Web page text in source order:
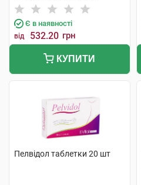
Є в наявності
від 532.20 грн
КУПИТИ
Пелвідол таблетки 20 шт